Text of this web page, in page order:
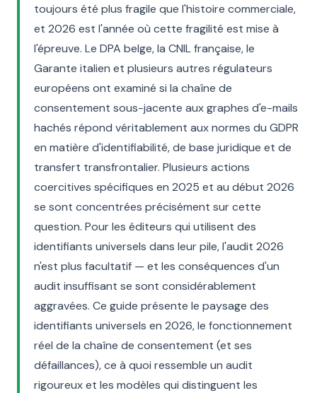
toujours été plus fragile que l'histoire commerciale,
et 2026 est l'année où cette fragilité est mise à
l'épreuve. Le DPA belge, la CNIL française, le
Garante italien et plusieurs autres régulateurs
européens ont examiné si la chaîne de
consentement sous-jacente aux graphes d'e-mails
hachés répond véritablement aux normes du GDPR
en matière d'identifiabilité, de base juridique et de
transfert transfrontalier. Plusieurs actions
coercitives spécifiques en 2025 et au début 2026
se sont concentrées précisément sur cette
question. Pour les éditeurs qui utilisent des
identifiants universels dans leur pile, l'audit 2026
n'est plus facultatif — et les conséquences d'un
audit insuffisant se sont considérablement
aggravées. Ce guide présente le paysage des
identifiants universels en 2026, le fonctionnement
réel de la chaîne de consentement (et ses
défaillances), ce à quoi ressemble un audit
rigoureux et les modèles qui distinguent les